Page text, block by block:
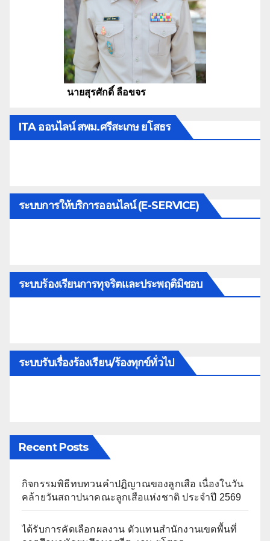
นายสุรศักดิ์ ลือขจร
ITA ออนไลน์ สพม.ศรีสะเกษ ยโสธร
ระบบการให้บริการออนไลน์ (E-SERVICE)
ระบบร้องเรียนการทุจริตและประพฤติมิชอบ
ระบบรับเรื่องร้องเรียน/ร้องทุกข์ทั่วไป
Recent Posts
กิจกรรมพิธีทบทวนคำปฏิญาณของลูกเสือ เนื่องในวัน
คล้ายวันสถาปนาคณะลูกเสือแห่งชาติ ประจำปี 2569
ได้รับการคัดเลือกผลงาน ตัวแทนสำนักงานเขตพื้นที่